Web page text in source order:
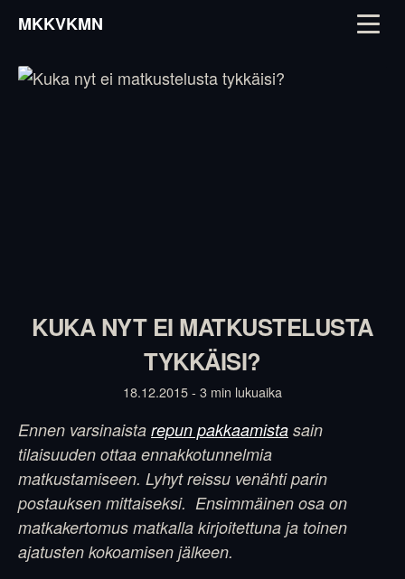
MKKVKMN
KUKA NYT EI MATKUSTELUSTA
TYKKÄISI?
18.12.2015 - 3 min lukuaika
Ennen varsinaista repun pakkaamista sain
tilaisuuden ottaa ennakkotunnelmia
matkustamiseen. Lyhyt reissu venähti parin
postauksen mittaiseksi. Ensimmäinen osa on
matkakertomus matkalla kirjoitettuna ja toinen
ajatusten kokoamisen jälkeen.